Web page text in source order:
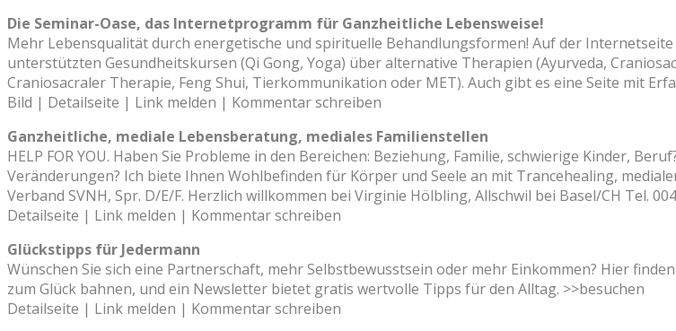
Die Seminar-Oase, das Internetprogramm für Ganzheitliche Lebensweise!
Mehr Lebensqualität durch energetische und spirituelle Behandlungsformen! Auf der
unterstützten Gesundheitskursen (Qi Gong, Yoga) über alternative Therapien (Ayurveda,
Craniosacraler Therapie, Feng Shui, Tierkommunikation oder MET). Auch gibt es eine Seite mit
Bild | Detailseite | Link melden | Kommentar schreiben
Ganzheitliche, mediale Lebensberatung, mediales Familienstellen
HELP FOR YOU. Haben Sie Probleme in den Bereichen: Beziehung, Familie, schwierige Kinder,
Veränderungen? Ich biete Ihnen Wohlbefinden für Körper und Seele an mit Trancehealing,
Verband SVNH, Spr. D/E/F. Herzlich willkommen bei Virginie Hölbling, Allschwil bei Basel/CH Tel.
Detailseite | Link melden | Kommentar schreiben
Glückstipps für Jedermann
Wünschen Sie sich eine Partnerschaft, mehr Selbstbewusstsein oder mehr Einkommen? Hier
zum Glück bahnen, und ein Newsletter bietet gratis wertvolle Tipps für den Alltag. >>besuchen
Detailseite | Link melden | Kommentar schreiben